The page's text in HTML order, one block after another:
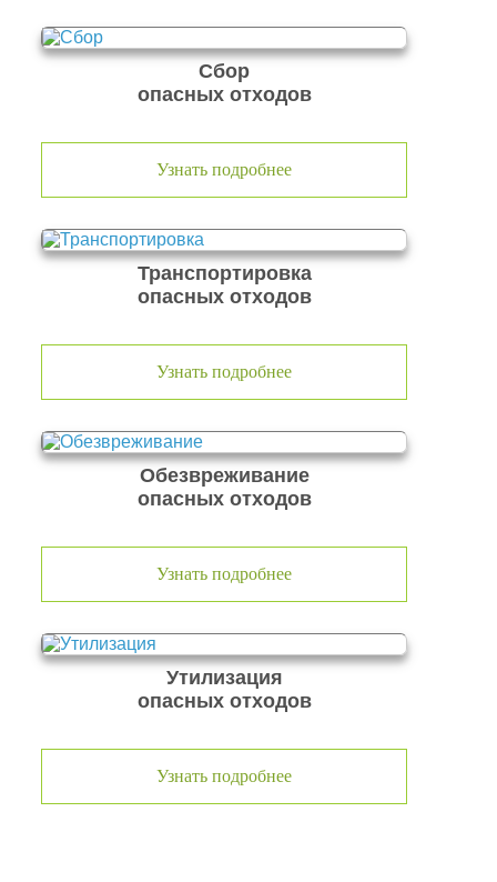
Сбор
опасных отходов
Узнать подробнее
Транспортировка
опасных отходов
Узнать подробнее
Обезвреживание
опасных отходов
Узнать подробнее
Утилизация
опасных отходов
Узнать подробнее